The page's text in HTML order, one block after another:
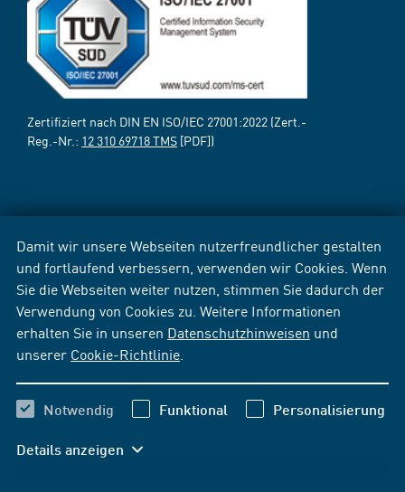
Damit wir unsere Webseiten nutzerfreundlicher gestalten
und fortlaufend verbessern, verwenden wir Cookies. Wenn
Sie die Webseiten weiter nutzen, stimmen Sie dadurch der
Verwendung von Cookies zu. Weitere Informationen
erhalten Sie in unseren Datenschutzhinweisen und
unserer Cookie-Richtlinie
Notwendig Funktional Personalisierung
Details anzeigen
Zertifiziert nach DIN EN ISO/IEC 27001:2022 (Zert.-
Reg.-Nr.: 12 310 69718 TMS [PDF])